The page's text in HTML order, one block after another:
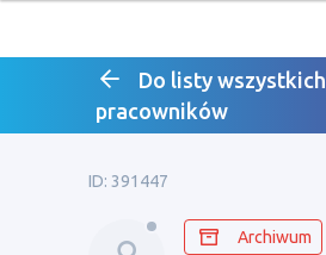
Do listy wszystkich
pracowników
ID: 391447
Archiwum